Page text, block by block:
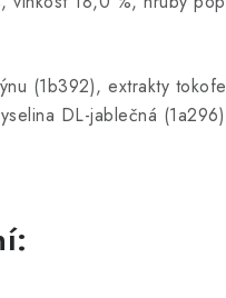
(1b392), extrakty
DL-jablečná